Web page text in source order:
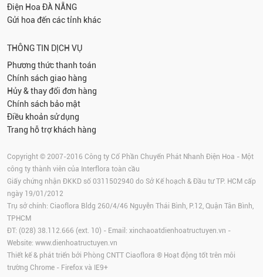
Điện Hoa ĐÀ NẴNG
Gửi hoa đến các tỉnh khác
THÔNG TIN DỊCH VỤ
Phương thức thanh toán
Chính sách giao hàng
Hủy & thay đổi đơn hàng
Chính sách bảo mật
Điều khoản sử dụng
Trang hỗ trợ khách hàng
Copyright © 2007-2016 Công ty Cổ Phần Chuyển Phát Nhanh Điện Hoa - Một
công ty thành viên của Interflora toàn cầu
Giấy chứng nhận ĐKKD số 0311502940 do Sở Kế hoạch & Đầu tư TP. HCM cấp
ngày 19/01/2012
Trụ sở chính: Ciaoflora Bldg 260/4/46 Nguyễn Thái Bình, P.12, Quận Tân Bình,
TPHCM
ĐT: (028) 38.112.666 (ext. 10) - Email: xinchaoatdienhoatructuyen.vn -
Website: www.dienhoatructuyen.vn
Thiết kế & phát triển bởi Phòng CNTT Ciaoflora ® Hoạt động tốt trên môi
trường Chrome - Firefox và IE9+